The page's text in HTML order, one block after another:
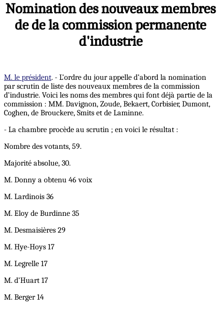
Nomination des nouveaux membres
de de la commission permanente
d'industrie
M. le président. - L’ordre du jour appelle d’abord la nomination
par scrutin de liste des nouveaux membres de la commission
d’industrie. Voici les noms des membres qui font déjà partie de la
commission : MM. Davignon, Zoude, Bekaert, Corbisier, Dumont,
Coghen, de Brouckere, Smits et de Laminne.
- La chambre procède au scrutin ; en voici le résultat :
Nombre des votants, 59.
Majorité absolue, 30.
M. Donny a obtenu 46 voix
M. Lardinois 36
M. Eloy de Burdinne 35
M. Desmaisières 29
M. Hye-Hoys 17
M. Legrelle 17
M. d’Huart 17
M. Berger 14